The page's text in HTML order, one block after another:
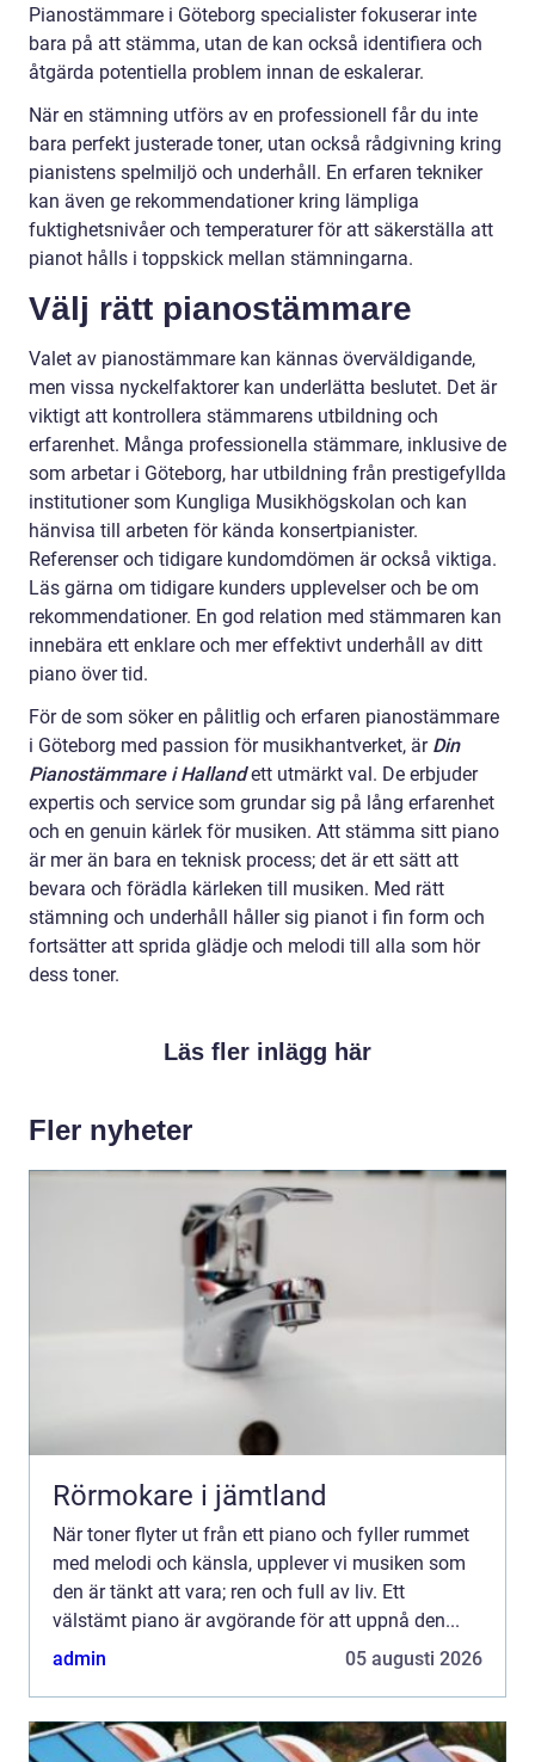
Pianostämmare i Göteborg specialister fokuserar inte
bara på att stämma, utan de kan också identifiera och
åtgärda potentiella problem innan de eskalerar.
När en stämning utförs av en professionell får du inte
bara perfekt justerade toner, utan också rådgivning kring
pianistens spelmiljö och underhåll. En erfaren tekniker
kan även ge rekommendationer kring lämpliga
fuktighetsnivåer och temperaturer för att säkerställa att
pianot hålls i toppskick mellan stämningarna.
Välj rätt pianostämmare
Valet av pianostämmare kan kännas överväldigande,
men vissa nyckelfaktorer kan underlätta beslutet. Det är
viktigt att kontrollera stämmarens utbildning och
erfarenhet. Många professionella stämmare, inklusive de
som arbetar i Göteborg, har utbildning från prestigefyllda
institutioner som Kungliga Musikhögskolan och kan
hänvisa till arbeten för kända konsertpianister.
Referenser och tidigare kundomdömen är också viktiga.
Läs gärna om tidigare kunders upplevelser och be om
rekommendationer. En god relation med stämmaren kan
innebära ett enklare och mer effektivt underhåll av ditt
piano över tid.
För de som söker en pålitlig och erfaren pianostämmare
i Göteborg med passion för musikhantverket, är Din
Pianostämmare i Hallandett utmärkt val. De erbjuder
expertis och service som grundar sig på lång erfarenhet
och en genuin kärlek för musiken. Att stämma sitt piano
är mer än bara en teknisk process; det är ett sätt att
bevara och förädla kärleken till musiken. Med rätt
stämning och underhåll håller sig pianot i fin form och
fortsätter att sprida glädje och melodi till alla som hör
dess toner.
Läs fler inlägg här
Fler nyheter
Rörmokare i jämtland
När toner flyter ut från ett piano och fyller rummet
med melodi och känsla, upplever vi musiken som
den är tänkt att vara; ren och full av liv. Ett
välstämt piano är avgörande för att uppnå den...
admin
05 augusti 2026